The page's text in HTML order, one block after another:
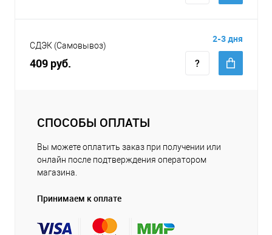
СДЭК (Самовывоз)
409 руб.
2-3 дня
СПОСОБЫ ОПЛАТЫ
Вы можете оплатить заказ при получении или
онлайн после подтверждения оператором
магазина.
Принимаем к оплате